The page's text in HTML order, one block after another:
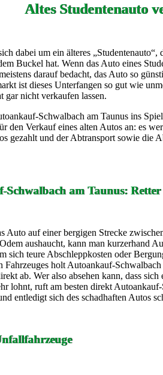
Altes Studentenauto
dabei um ein älteres „Studentenauto“,
Buckel hat. Wenn das Auto eines
darauf bedacht, das Auto so
ist dieses Unterfangen so gut wie
gar nicht verkaufen lassen.
Schwalbach am Taunus ins
den Verkauf eines alten Autos an: es
gezahlt und der Abtransport sowie die
Schwalbach am Taunus:
Auto auf einer bergigen Strecke
aushaucht, kann man kurzerhand
sich teure Abschleppkosten oder
Fahrzeuges holt Autoankauf-
ab. Wer also absehen kann, dass
lohnt, ruft am besten direkt
entledigt sich des schadhaften Autos